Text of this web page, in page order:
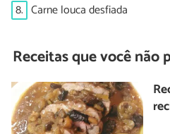
8. Carne louca desfiada
Receitas que você não